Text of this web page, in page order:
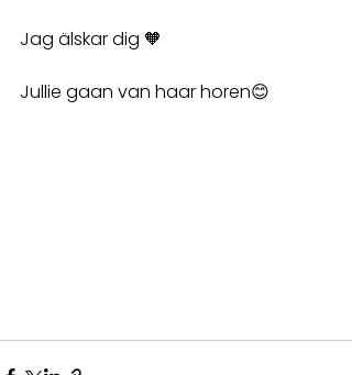
Jag älskar dig 🧡
Jullie gaan van haar horen😊